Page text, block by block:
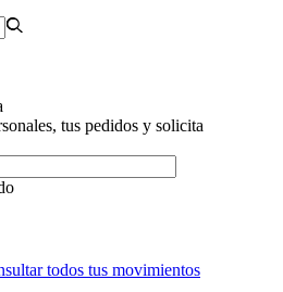
tus pedidos y solicita
todos tus movimientos